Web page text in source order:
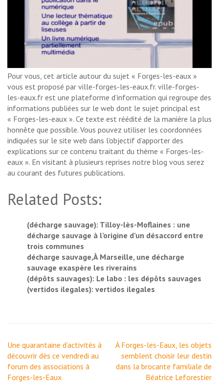
Pour vous, cet article autour du sujet « Forges-les-eaux »
vous est proposé par ville-forges-les-eaux.fr. ville-forges-
les-eaux.fr est une plateforme d’information qui regroupe des
informations publiées sur le web dont le sujet principal est
« Forges-les-eaux ». Ce texte est réédité de la manière la plus
honnête que possible. Vous pouvez utiliser les coordonnées
indiquées sur le site web dans l’objectif d’apporter des
explications sur ce contenu traitant du thème « Forges-les-
eaux ». En visitant à plusieurs reprises notre blog vous serez
au courant des futures publications.
Related Posts:
(décharge sauvage): Tilloy-lès-Moflaines : une
décharge sauvage à l’origine d’un désaccord entre
trois communes
décharge sauvage,À Marseille, une décharge
sauvage exaspère les riverains
(dépôts sauvages): Le labo : les dépôts sauvages
(vertidos ilegales): vertidos ilegales
Navigation
de
l’article
Une quarantaine d’activités à
découvrir dès ce vendredi au
forum des associations à
Forges-les-Eaux
À Forges-les-Eaux, les objets
semblent choisir leur destin
dans la brocante familiale de
Béatrice Leforestier